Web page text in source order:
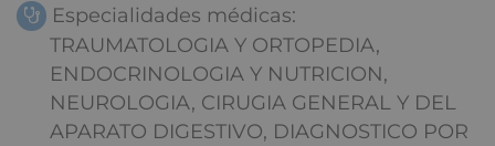
Especialidades médicas:
TRAUMATOLOGIA Y ORTOPEDIA,
ENDOCRINOLOGIA Y NUTRICION,
NEUROLOGIA, CIRUGIA GENERAL Y DEL
APARATO DIGESTIVO, DIAGNOSTICO POR